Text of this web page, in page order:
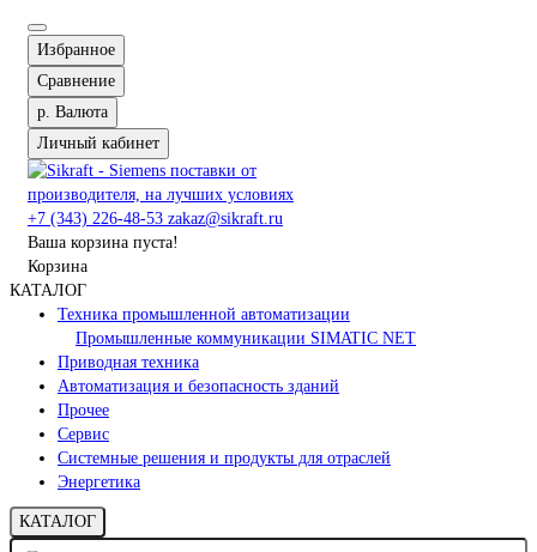
Избранное
Сравнение
р. Валюта
Личный кабинет
+7 (343) 226-48-53 zakaz@sikraft.ru
Ваша корзина пуста!
Корзина
КАТАЛОГ
Техника промышленной автоматизации
Промышленные коммуникации SIMATIC NET
Приводная техника
Автоматизация и безопасность зданий
Прочее
Сервис
Системные решения и продукты для отраслей
Энергетика
КАТАЛОГ